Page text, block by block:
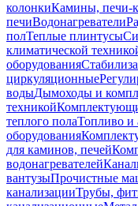
колонкиКамины, печи-
печиВодонагреватели
полТеплые плинтусы
климатической
оборудования
циркуляционные
водыДымоходы и
техникой
теплого полаТопливо и
оборудования
для каминов, печей
водонагревателей
вантузыПрочистные
канализацииТрубы,